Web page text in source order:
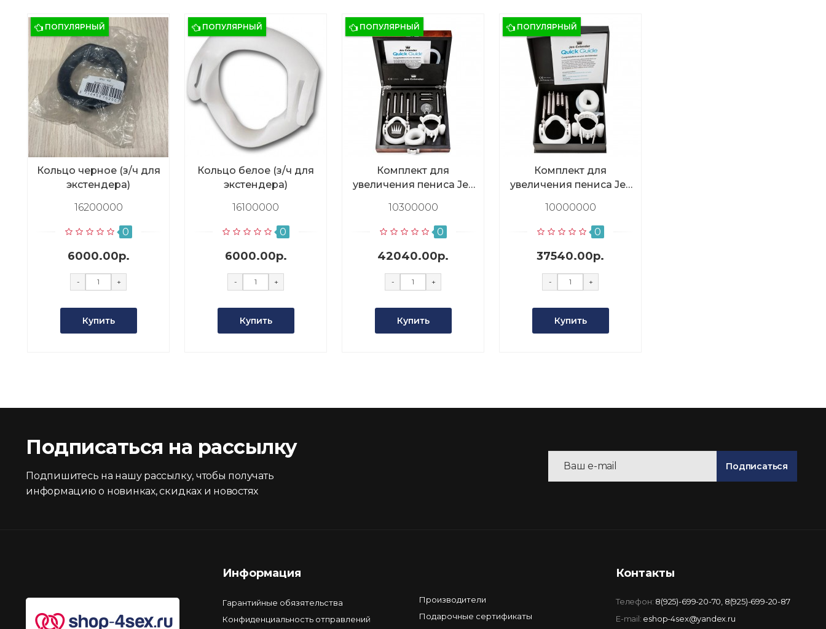
ПОПУЛЯРНЫЙ
Кольцо черное (з/ч для
экстендера)
16200000
0
6000.00р.
- +
Купить
ПОПУЛЯРНЫЙ
Кольцо белое (з/ч для
экстендера)
16100000
0
6000.00р.
- +
Купить
ПОПУЛЯРНЫЙ
Комплект для
увеличения пениса Jes
10300000
0
42040.00р.
- +
Купить
ПОПУЛЯРНЫЙ
Комплект для
увеличения пениса Jes
10000000
0
37540.00р.
- +
Купить
Подписаться на рассылку
Подпишитесь на нашу рассылку, чтобы получать
информацию о новинках, скидках и новостях
Подписаться
Информация
Гарантийные обязятельства
Конфиденциальность отправлений
Производители
Подарочные сертификаты
Контакты
Телефон: 8(925)-699-20-70 8(925)-699-20-87
E-mail: eshop-4sex@yandex.ru